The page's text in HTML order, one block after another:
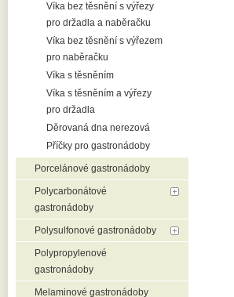
Víka bez těsnění s výřezy
pro držadla a naběračku
Víka bez těsnění s výřezem
pro naběračku
Víka s těsněním
Víka s těsněním a výřezy
pro držadla
Děrovaná dna nerezová
Příčky pro gastronádoby
Porcelánové gastronádoby
Polycarbonátové
gastronádoby
Polysulfonové gastronádoby
Polypropylenové
gastronádoby
Melaminové gastronádoby